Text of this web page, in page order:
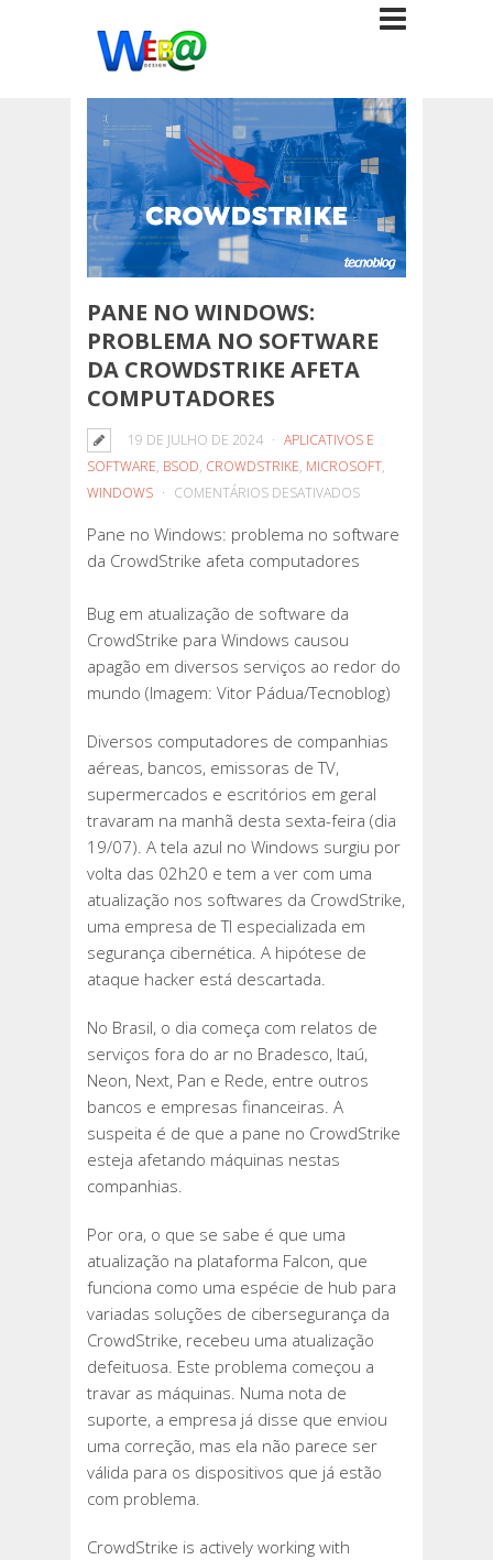
PANE NO WINDOWS:
PROBLEMA NO SOFTWARE
DA CROWDSTRIKE AFETA
COMPUTADORES
19 DE JULHO DE 2024
APLICATIVOS E
SOFTWARE, BSOD, CROWDSTRIKE, MICROSOFT,
WINDOWS
COMENTÁRIOS DESATIVADOSEM
NO
DA
CROWDSTRIKE
Pane no Windows: problema no software
da CrowdStrike afeta computadores
Bug em atualização de software da
CrowdStrike para Windows causou
apagão em diversos serviços ao redor do
mundo (Imagem: Vitor Pádua/Tecnoblog)
Diversos computadores de companhias
aéreas, bancos, emissoras de TV,
supermercados e escritórios em geral
travaram na manhã desta sexta-feira (dia
19/07). A tela azul no Windows surgiu por
volta das 02h20 e tem a ver com uma
atualização nos softwares da CrowdStrike,
uma empresa de TI especializada em
segurança cibernética. A hipótese de
ataque hacker está descartada.
No Brasil, o dia começa com relatos de
serviços fora do ar no Bradesco, Itaú,
Neon, Next, Pan e Rede, entre outros
bancos e empresas financeiras. A
suspeita é de que a pane no CrowdStrike
esteja afetando máquinas nestas
companhias.
Por ora, o que se sabe é que uma
atualização na plataforma Falcon, que
funciona como uma espécie de hub para
variadas soluções de cibersegurança da
CrowdStrike, recebeu uma atualização
defeituosa. Este problema começou a
travar as máquinas. Numa nota de
suporte, a empresa já disse que enviou
uma correção, mas ela não parece ser
válida para os dispositivos que já estão
com problema.
CrowdStrike is actively working with